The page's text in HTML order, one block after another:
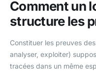
Comment un
structure les
Constituer les preuves
analyser, exploiter)
tracées dans un même